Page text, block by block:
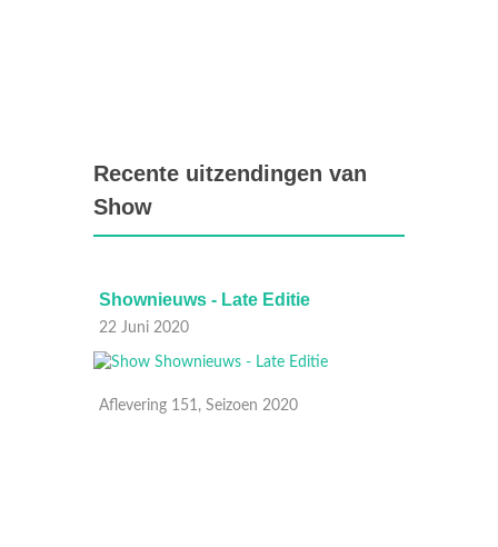
Recente uitzendingen van
Show
Shownieuws - Late Editie
22 Juni 2020
Aflevering 151, Seizoen 2020